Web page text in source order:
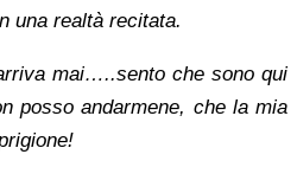
una realtà recitata.
mai…..sento che sono qui
posso andarmene, che la mia